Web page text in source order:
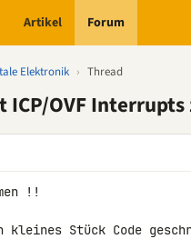
Artikel Forum
Elektronik › Thread
OVF
!!
Stück Code